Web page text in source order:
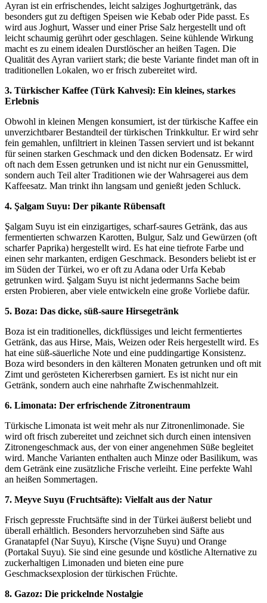
Ayran ist ein erfrischendes, leicht salziges Joghurtgetränk, das
besonders gut zu deftigen Speisen wie Kebab oder Pide passt. Es
wird aus Joghurt, Wasser und einer Prise Salz hergestellt und oft
leicht schaumig gerührt oder geschlagen. Seine kühlende Wirkung
macht es zu einem idealen Durstlöscher an heißen Tagen. Die
Qualität des Ayran variiert stark; die beste Variante findet man oft in
traditionellen Lokalen, wo er frisch zubereitet wird.
3. Türkischer Kaffee (Türk Kahvesi): Ein kleines, starkes
Erlebnis
Obwohl in kleinen Mengen konsumiert, ist der türkische Kaffee ein
unverzichtbarer Bestandteil der türkischen Trinkkultur. Er wird sehr
fein gemahlen, unfiltriert in kleinen Tassen serviert und ist bekannt
für seinen starken Geschmack und den dicken Bodensatz. Er wird
oft nach dem Essen getrunken und ist nicht nur ein Genussmittel,
sondern auch Teil alter Traditionen wie der Wahrsagerei aus dem
Kaffeesatz. Man trinkt ihn langsam und genießt jeden Schluck.
4. Şalgam Suyu: Der pikante Rübensaft
Şalgam Suyu ist ein einzigartiges, scharf-saures Getränk, das aus
fermentierten schwarzen Karotten, Bulgur, Salz und Gewürzen (oft
scharfer Paprika) hergestellt wird. Es hat eine tiefrote Farbe und
einen sehr markanten, erdigen Geschmack. Besonders beliebt ist er
im Süden der Türkei, wo er oft zu Adana oder Urfa Kebab
getrunken wird. Şalgam Suyu ist nicht jedermanns Sache beim
ersten Probieren, aber viele entwickeln eine große Vorliebe dafür.
5. Boza: Das dicke, süß-saure Hirsegetränk
Boza ist ein traditionelles, dickflüssiges und leicht fermentiertes
Getränk, das aus Hirse, Mais, Weizen oder Reis hergestellt wird. Es
hat eine süß-säuerliche Note und eine puddingartige Konsistenz.
Boza wird besonders in den kälteren Monaten getrunken und oft mit
Zimt und gerösteten Kichererbsen garniert. Es ist nicht nur ein
Getränk, sondern auch eine nahrhafte Zwischenmahlzeit.
6. Limonata: Der erfrischende Zitronentraum
Türkische Limonata ist weit mehr als nur Zitronenlimonade. Sie
wird oft frisch zubereitet und zeichnet sich durch einen intensiven
Zitronengeschmack aus, der von einer angenehmen Süße begleitet
wird. Manche Varianten enthalten auch Minze oder Basilikum, was
dem Getränk eine zusätzliche Frische verleiht. Eine perfekte Wahl
an heißen Sommertagen.
7. Meyve Suyu (Fruchtsäfte): Vielfalt aus der Natur
Frisch gepresste Fruchtsäfte sind in der Türkei äußerst beliebt und
überall erhältlich. Besonders hervorzuheben sind Säfte aus
Granatapfel (Nar Suyu), Kirsche (Vişne Suyu) und Orange
(Portakal Suyu). Sie sind eine gesunde und köstliche Alternative zu
zuckerhaltigen Limonaden und bieten eine pure
Geschmacksexplosion der türkischen Früchte.
8. Gazoz: Die prickelnde Nostalgie